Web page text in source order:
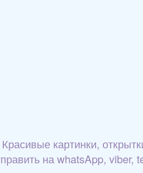
картинки,
на whatsApp, viber,